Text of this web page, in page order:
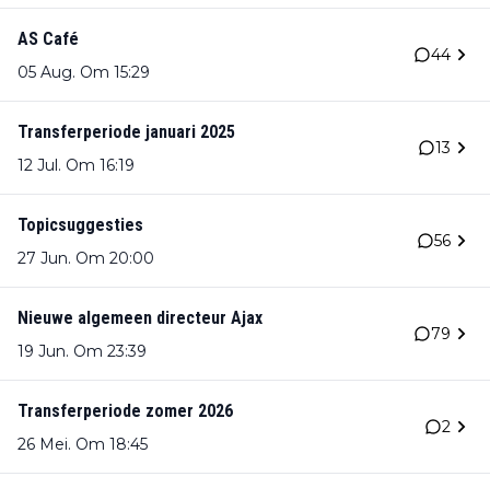
AS Café
05 Aug. Om 15:29
44
Transferperiode januari 2025
12 Jul. Om 16:19
13
Topicsuggesties
27 Jun. Om 20:00
56
Nieuwe algemeen directeur Ajax
19 Jun. Om 23:39
79
Transferperiode zomer 2026
26 Mei. Om 18:45
2